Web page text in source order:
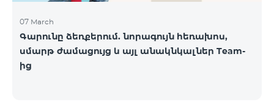
07 March
Գարունը ձեռքերում. նորագույն հեռախոս,
սմարթ ժամացույց և այլ անակնկալներ Team-
ից